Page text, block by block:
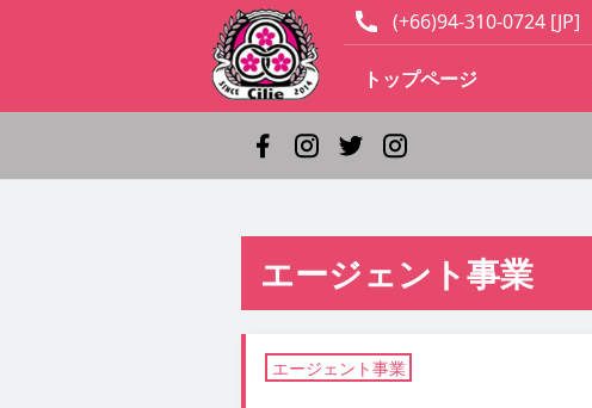
(+66)94-310-0724 [JP]
トップページ
エージェント事業
エージェント事業